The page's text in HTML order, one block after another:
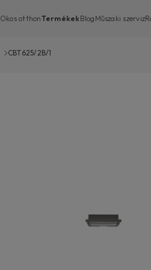
Okos otthonTermékek Blog Műszaki szerviz
CBT625/2B/1